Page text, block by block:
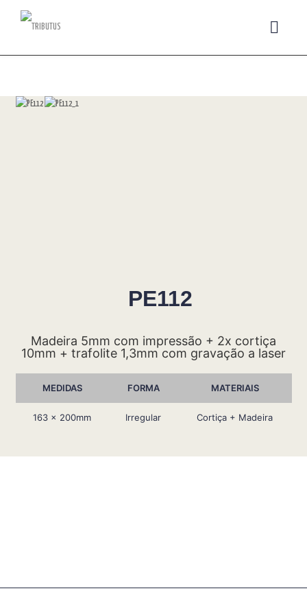
PE112
Madeira 5mm com impressão + 2x cortiça
10mm + trafolite 1,3mm com gravação a laser
MEDIDAS FORMA MATERIAIS
163 x 200mm Irregular Cortiça + Madeira